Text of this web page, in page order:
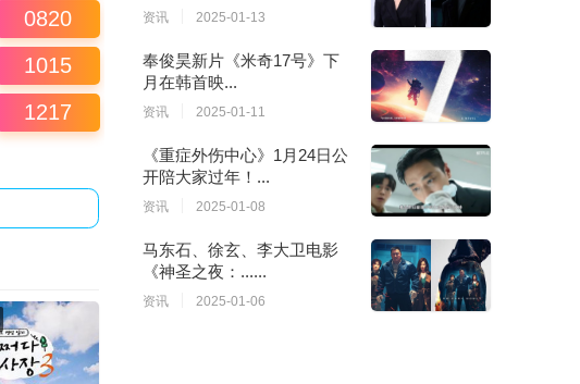
0820
1015
1217
资讯 2025-01-13
奉俊昊新片《米奇17号》下
月在韩首映...
资讯 2025-01-11
《重症外伤中心》1月24日公
开陪大家过年！...
资讯 2025-01-08
马东石、徐玄、李大卫电影
《神圣之夜：......
资讯 2025-01-06